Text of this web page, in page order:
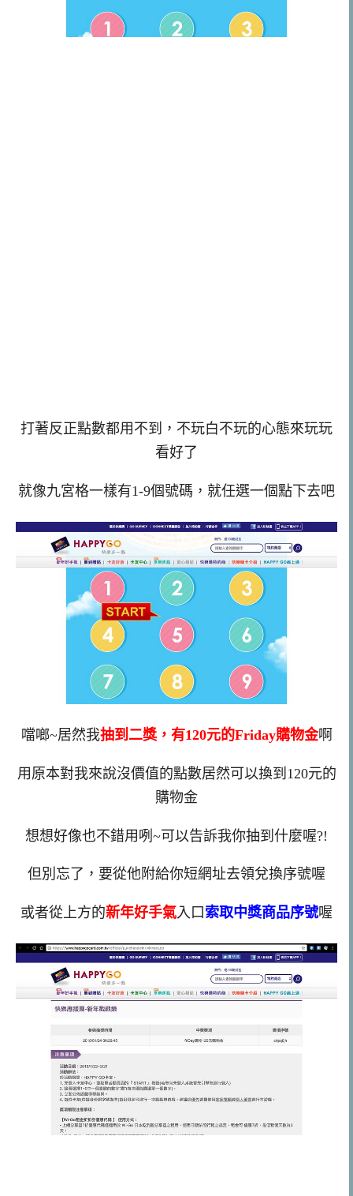
打著反正點數都用不到，不玩白不玩的心態來玩玩
看好了
就像九宮格一樣有1-9個號碼，就任選一個點下去吧
噹啷~居然我抽到二獎，有120元的Friday購物金啊
用原本對我來說沒價值的點數居然可以換到120元的
購物金
想想好像也不錯用咧~可以告訴我你抽到什麼喔?!
但別忘了，要從他附給你短網址去領兌換序號喔
或者從上方的新年好手氣入口 索取中獎商品序號喔